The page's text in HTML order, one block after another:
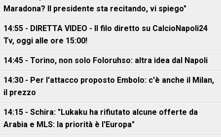
Maradona? Il presidente sta recitando, vi spiego"
14:55 - DIRETTA VIDEO - Il filo diretto su CalcioNapoli24
Tv, oggi alle ore 15:00!
14:45 - Torino, non solo Foloruhso: altra idea dal Napoli
14:30 - Per l'attacco proposto Embolo: c'è anche il Milan,
il prezzo
14:15 - Schira: "Lukaku ha rifiutato alcune offerte da
Arabia e MLS: la priorità è l'Europa"